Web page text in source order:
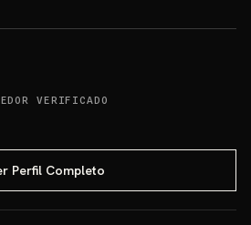
VERIFICADO
Perfil Completo